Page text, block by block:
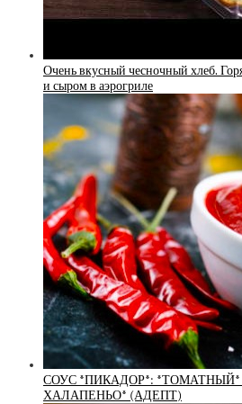
Очень вкусный чесночный хлеб.
и сыром в аэрогриле
СОУС *ПИКАДОР*:
ХАЛАПЕНЬО* (АДЕПТ)